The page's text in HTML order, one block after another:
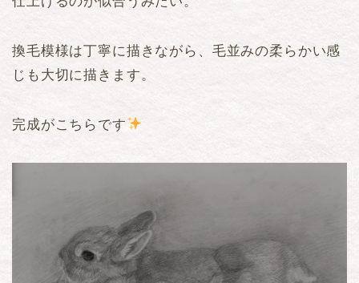
換毛模様は丁寧に描きながら、毛並みの柔らかい感
じも大切に描きます。
完成がこちらです